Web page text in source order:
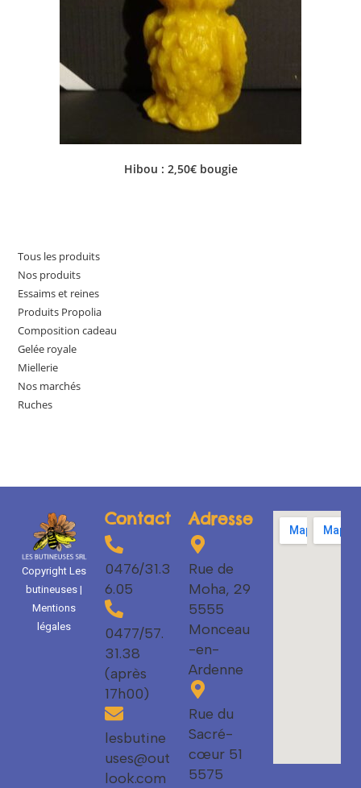
Hibou : 2,50€ bougie
Tous les produits
Nos produits
Essaims et reines
Produits Propolia
Composition cadeau
Gelée royale
Miellerie
Nos marchés
Ruches
Copyright Les
butineuses |
Mentions
légales
Contact
0476/31.3
6.05
0477/57.
31.38
(après
17h00)
lesbutine
uses@out
look.com
Adresse
Rue de
Moha, 29
5555
Monceau
-en-
Ardenne
Rue du
Sacré-
cœur 51
5575